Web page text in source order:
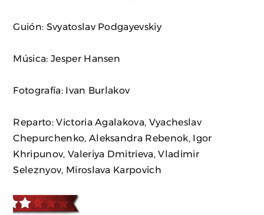
Guión: Svyatoslav Podgayevskiy
Música: Jesper Hansen
Fotografía: Ivan Burlakov
Reparto: Victoria Agalakova, Vyacheslav
Chepurchenko, Aleksandra Rebenok, Igor
Khripunov, Valeriya Dmitrieva, Vladimir
Seleznyov, Miroslava Karpovich